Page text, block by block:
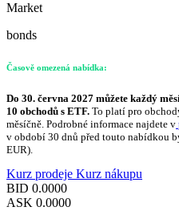
Market
bonds
Časově omezená nabídka:
Do 30. června 2027 můžete každý
10 obchodů s ETF. To platí pro
měsíčně. Podrobné informace najdete v
v období 30 dnů před touto nabídkou
EUR).
Kurz prodeje Kurz nákupu
BID 0.0000
ASK 0.0000